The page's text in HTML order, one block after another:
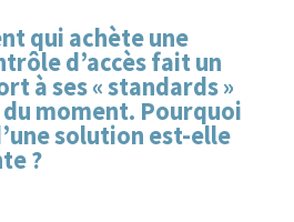
qui achète une
d’accès fait un
à ses « standards »
moment. Pourquoi
solution est-elle
?